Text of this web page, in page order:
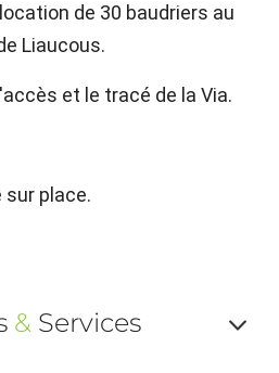
de 30 baudriers au
Liaucous.
et le tracé de la Via.
place.
& Services